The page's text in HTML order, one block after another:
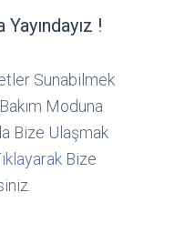
!
Sunabilmek
Moduna
Bize Ulaşmak
Bize